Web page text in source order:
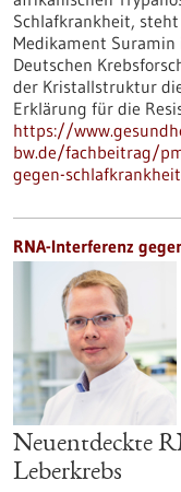
Schlafkrankheit,
Medikament Suramin
Deutschen
der Kristallstruktur
Erklärung für die
https://
bw.de/fachbeitrag/
gegen-
RNA-Interferenz
Neuentdeckte
Leberkrebs